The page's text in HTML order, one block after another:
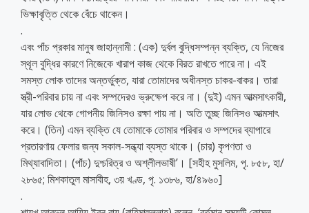
ভিক্ষাবৃত্তি থেকে বেঁচে থাকেন।
.
এবং পাঁচ প্রকার মানুষ জাহান্নামী : (এক) দুর্বল বুদ্ধিসম্পন্ন ব্যক্তি, যে নিজের
স্থূল বুদ্ধির কারণে নিজেকে খারাপ কাজ থেকে বিরত রাখতে পারে না। এই
সমস্ত লোক তাদের অন্তর্ভুক্ত, যারা তোমাদের অধীনস্ত চাকর-বাকর। তারা
স্ত্রী-পরিবার চায় না এবং সম্পদেরও ভ্রুক্ষেপ করে না। (দুই) এমন আত্মসাৎকারী,
যার লোভ থেকে গোপনীয় জিনিসও রক্ষা পায় না। অতি তুচ্ছ জিনিসও আত্মসাৎ
করে। (তিন) এমন ব্যক্তি যে তোমাকে তোমার পরিবার ও সম্পদের ব্যাপারে
প্রতারণায় ফেলার জন্য সকাল-সন্ধ্যা ব্যস্ত থাকে। (চার) কৃপণতা ও
মিথ্যাবাদিতা। (পাঁচ) দুশ্চরিত্র ও অশ্লীলভাষী’। [সহীহ মুসলিম, পৃ. ৮৫৮, হা/
২৮৬৫; মিশকাতুল মাসাবীহ, ৩য় খণ্ড, পৃ. ১৩৮৬, হা/৪৯৬০]
.